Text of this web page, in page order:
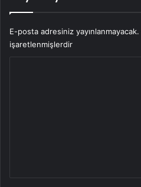
E-posta adresiniz yayınlanmayacak.
işaretlenmişlerdir